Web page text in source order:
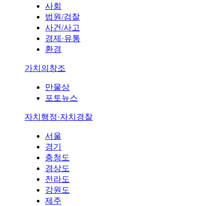
사회
법원/검찰
사건/사고
경제·유통
환경
가치의창조
만물상
포토뉴스
자치행정·자치경찰
서울
경기
충청도
경상도
전라도
강원도
제주